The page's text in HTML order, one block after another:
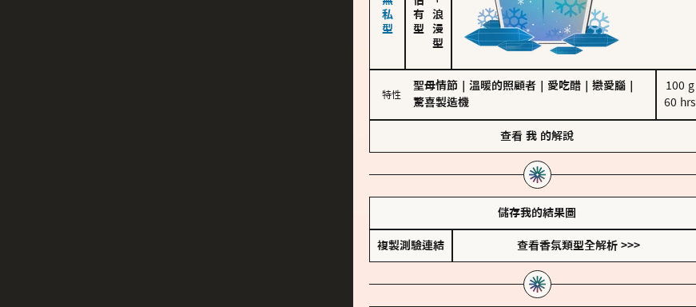
佔有型浪漫型
特性
聖母情節 溫暖的照顧者 愛吃醋 戀愛腦
驚喜製造機
100 g
60 hrs
查看 我 的解說
儲存我的結果圖
複製測驗連結 查看香氛類型全解析 >>>